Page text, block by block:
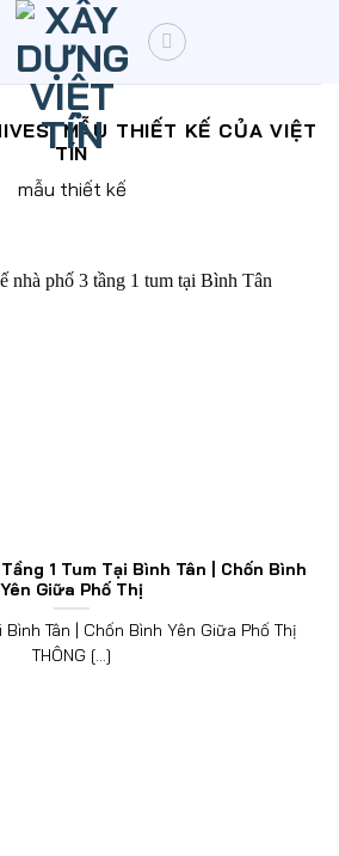
MẪU THIẾT KẾ CỦA VIỆT
TÍN
mẫu thiết kế
1 Tum Tại Bình Tân | Chốn Bình
Yên Giữa Phố Thị
Bình Tân | Chốn Bình Yên Giữa Phố Thị
THÔNG [...]